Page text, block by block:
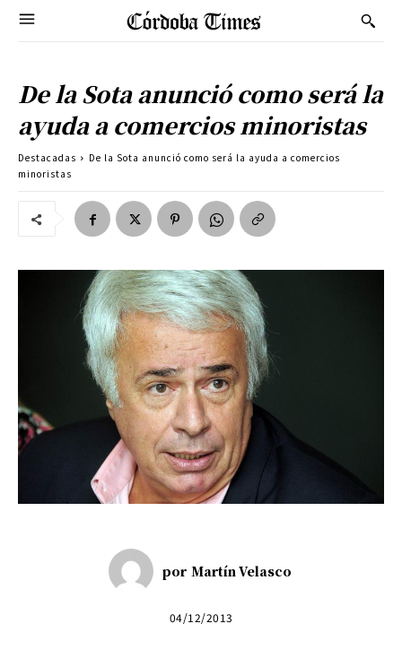
De la Sota anunció como será la
ayuda a comercios minoristas
Destacadas
De la Sota anunció como será la ayuda a comercios
minoristas
por Martín Velasco
04/12/2013